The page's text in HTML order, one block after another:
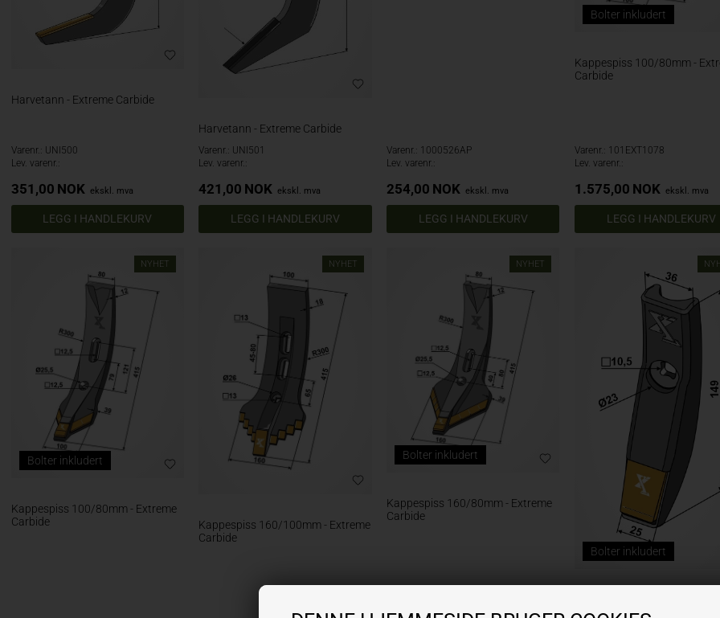
Harvetann - Extreme Carbide
Varenr.: UNI500
Lev. varenr.:
351,00 NOK ekskl. mva
Harvetann - Extreme Carbide
Varenr.: UNI501
Lev. varenr.:
421,00 NOK ekskl. mva
Varenr.: 1000526AP
Lev. varenr.:
254,00 NOK ekskl. mva
Bolter inkludert
Kappespiss 100/80mm -
Carbide
Varenr.: 101EXT1078
Lev. varenr.:
1.575,00 NOK ekskl. mva
NYHET
Bolter inkludert
Kappespiss 100/80mm - Extreme
Carbide
NYHET
Kappespiss 160/100mm - Extreme
Carbide
NYHET
Bolter inkludert
Kappespiss 160/80mm - Extreme
Carbide
Bolter inkludert
Carbide